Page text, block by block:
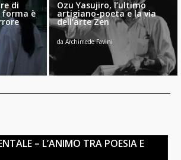
di
forma è
Ozu Yasujiro, l’ultimo
artigiano-poeta e la via
dell’arte Zen
da Archimede Favini
– L’ANIMO TRA POESIA E